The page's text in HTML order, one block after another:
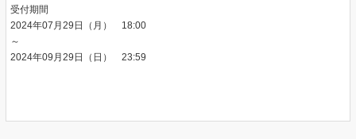
受付期間
2024年07月29日（月） 18:00
～
2024年09月29日（日） 23:59